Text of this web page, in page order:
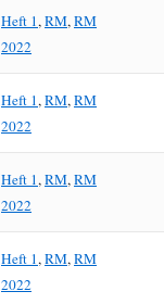
Heft 1,RM,RM
2022
Heft 1,RM,RM
2022
Heft 1,RM,RM
2022
Heft 1,RM,RM
2022